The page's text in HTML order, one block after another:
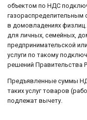
объектом по НДС
газораспределительным
в домовладениях
для личных, семейных,
предпринимательской
услуги по такому
решений Правительства
Предъявленные суммы
таких услуг товаров
подлежат вычету.